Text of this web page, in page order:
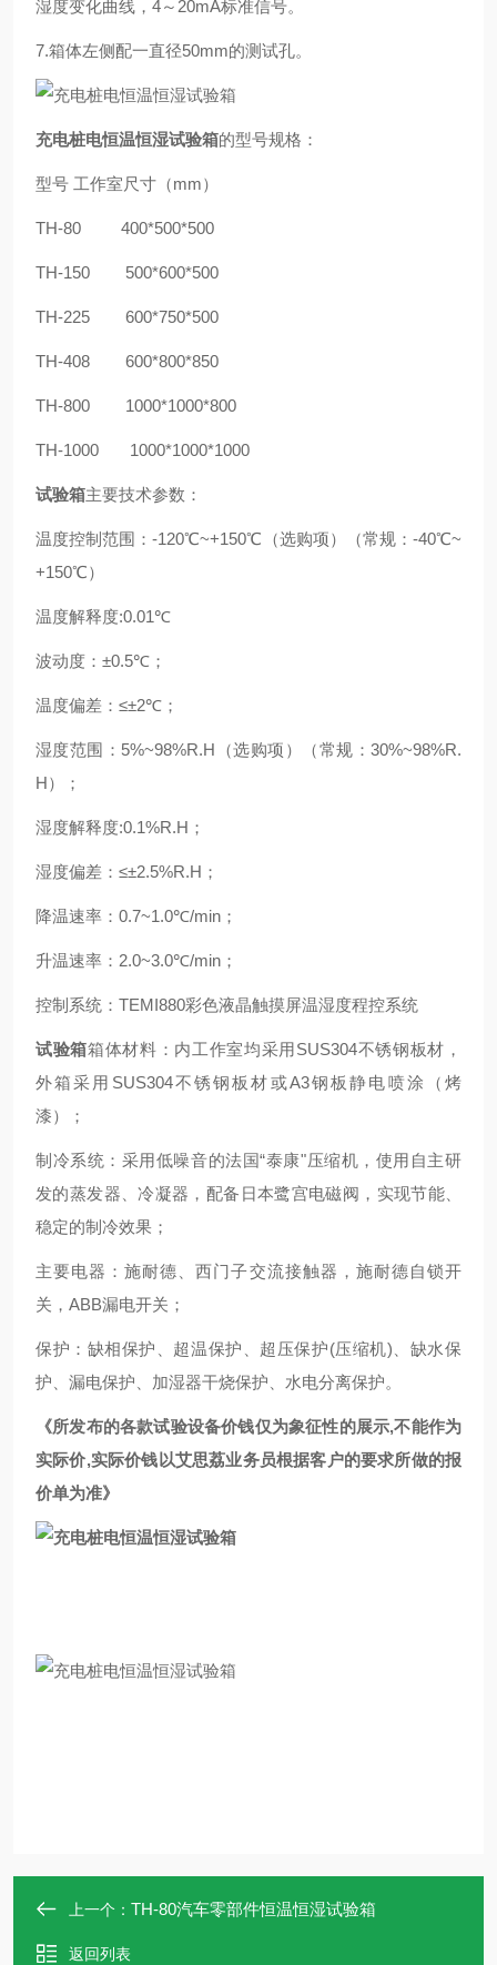
湿度变化曲线，4～20mA标准信号。
7.箱体左侧配一直径50mm的测试孔。
充电桩电恒温恒湿试验箱的型号规格：
型号 工作室尺寸（mm）
TH-80 400*500*500
TH-150 500*600*500
TH-225 600*750*500
TH-408 600*800*850
TH-800 1000*1000*800
TH-1000 1000*1000*1000
试验箱主要技术参数：
温度控制范围：-120℃~+150℃（选购项）（常规：-40℃~
+150℃）
温度解释度:0.01℃
波动度： ±0.5℃；
温度偏差： ≤±2℃；
湿度范围： 5%~98%R.H（选购项）（常规：30%~98%R.
H）；
湿度解释度:0.1%R.H；
湿度偏差： ≤±2.5%R.H；
降温速率： 0.7~1.0℃/min；
升温速率： 2.0~3.0℃/min；
控制系统： TEMI880彩色液晶触摸屏温湿度程控系统
试验箱箱体材料：内工作室均采用 SUS304不锈钢板材，
外箱采用SUS304不锈钢板材或A3钢板静电喷涂（烤
漆）；
制冷系统：采用低噪音的法国“泰康"压缩机，使用自主研
发的蒸发器、冷凝器，配备日本鹭宫电磁阀，实现节能、
稳定的制冷效果；
主要电器：施耐德、西门子交流接触器，施耐德自锁开
关， ABB漏电开关；
保护：缺相保护、超温保护、超压保护(压缩机)、缺水保
护、漏电保护、加湿器干烧保护、水电分离保护。
《所发布的各款试验设备价钱仅为象征性的展示,不能作为
实际价,实际价钱 以艾思荔业务员根据客户的要求所做的报
价单为准》
上一个： TH-80汽车零部件恒温恒湿试验箱
返回列表